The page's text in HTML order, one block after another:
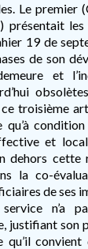
Le premier
présentait les
19 de
de son
et
troisième
qu’à
et
dehors cette
la co-
de ses
n’a
justifiant son
qu’il